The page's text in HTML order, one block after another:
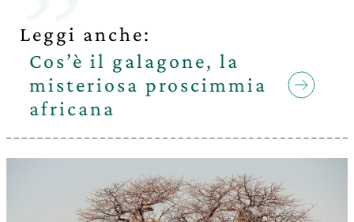
Leggi anche:
Cos’è il galagone, la
misteriosa proscimmia
africana